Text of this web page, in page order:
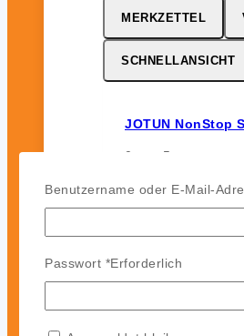
MERKZETTEL
SCHNELLANSICHT
JOTUN NonStop
0 von 5
MERKZETTEL
Benutzername oder E-Mail-
Passwort *Erforderlich